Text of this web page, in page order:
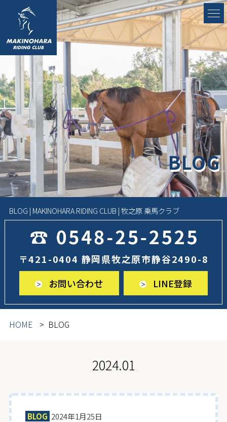
BLOG
BLOG | MAKINOHARA RIDING CLUB | 牧之原 乗馬クラブ
〒421-0404 静岡県牧之原市静谷2490-8
お問い合わせ
LINE登録
HOME BLOG
2024.01
BLOG 2024年1月25日